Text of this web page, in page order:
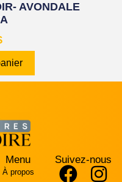
AVONDALE
Menu
À propos
Suivez-nous